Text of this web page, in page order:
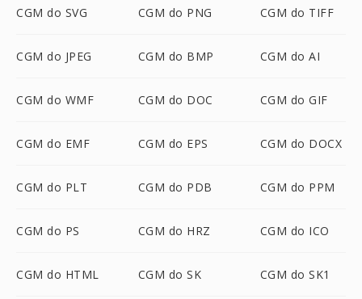
CGM do SVG CGM do PNG CGM do TIFF
CGM do JPEG CGM do BMP CGM do AI
CGM do WMF CGM do DOC CGM do GIF
CGM do EMF CGM do EPS CGM do DOCX
CGM do PLT CGM do PDB CGM do PPM
CGM do PS CGM do HRZ CGM do ICO
CGM do HTML CGM do SK CGM do SK1